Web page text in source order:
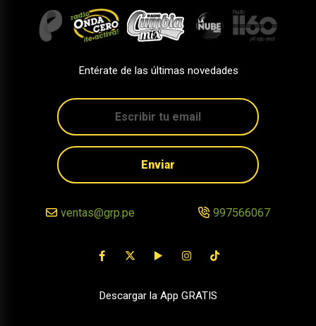
Entérate de las últimas novedades
Enviar
ventas@grp.pe 997566067
Descargar la App GRATIS